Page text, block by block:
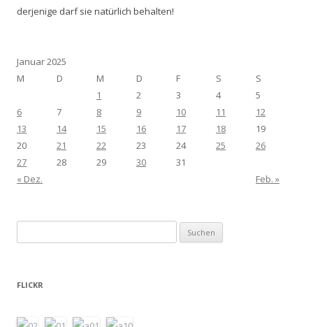
derjenige darf sie natürlich behalten!
Januar 2025
M
D M D F S
S
1
2 3 4
5
6
7 8 9 10 11
12
13
14 15 16 17 18
19
20
21 22 23 24 25
26
27
28 29 30
31
« Dez.
Feb. »
nach:
FLICKR